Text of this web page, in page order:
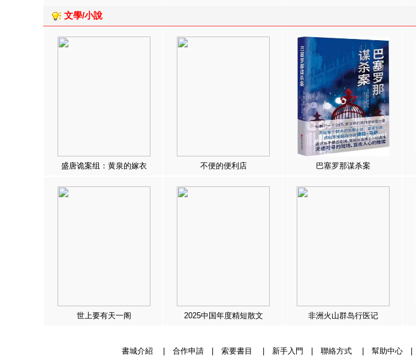
文學/小說
盛唐诡案组：黄泉的嫁衣 不便的便利店 巴塞罗那谋杀案
世上要有天一阁 2025中国年度精短散文 非洲火山群岛行医记
書城介紹 合作申請| 索要書目 新手入門 聯絡方式| 幫助中心|